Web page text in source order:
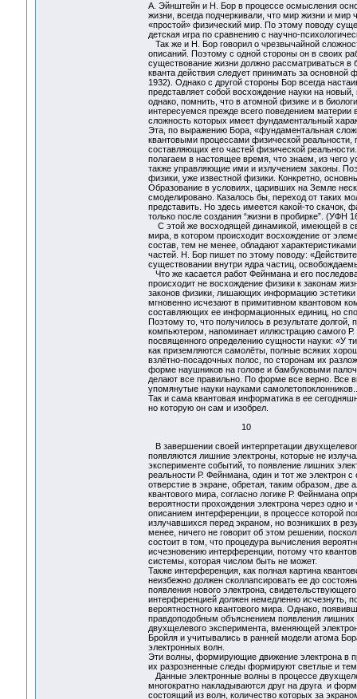
А. Эйнштейн и Н. Бор в процессе осмысления
жизни, всегда подчеркивали, что мир жизни и
«простой» физический мир. По этому поводу
детская игра по сравнению с научно-
Так же и Н. Бор говорил о чрезвычайной
описаний. Поэтому с одной стороны он в своих
существование жизни должно рассматриваться в
кванта действия следует принимать за
1932). Однако с другой стороны Бор всегда
представляет собой восхождение науки на
однако, помнить, что в атомной физике и в
интересуемся прежде всего поведением
сложность которых имеет фундаментальный
Эта, по выражению Бора, «фундаментальная
квантовыми процессами физической
составляющих его частей физической
полагаем в настоящее время, что знаем, из чего
также управляющие ими и излучением законы.
физики, уже известной физики. Конкретно,
Образование в условиях, царивших на Земле
смоделировано. Казалось бы, переход от таких
представить. Но здесь имеется какой-то скачок,
только после создания “жизни в пробирке”. (УФН
С этой же восходящей динамикой, имеющей в
мира, в котором происходит восхождение от
состав, тем не менее, обладают
частей. Н. Бор пишет по этому поводу:
существовании внутри ядра частиц,
Что же касается работ Фейнмана и его
происходит не восхождение физики к законам
законов физики, лишающих информацию
мгновенно исчезают в примитивном квантовом
составляющих ее информационных единиц, но
Поэтому то, что получилось в результате
компьютером, напоминает иллюстрацию самого
посвященного определению сущности науки: «У
как приземляются самолёты, полные всяких
взлётно-посадочных полос, по сторонам их
форме наушников на голове и бамбуковыми
делают все правильно. По форме все верно. Все
упомянутые науки науками
Так и сама квантовая информатика в ее
но которую он сам и изобрел.
10
В завершении своей интерпретации
появляются лишние электроны, которые не
эксперименте событий, то появление лишних
реальности Р. Фейнмана, один и тот же электрон
отверстие в экране, обретая, таким образом, две
квантового мира, согласно логике Р. Фейнмана
вероятности прохождения электрона через одно
описанием интерференции, в процессе которой
излучавшихся перед экраном, но возникших в
менее, ничего не говорит об этом решении,
состоит в том, что процедура вычисления
исчезновению интерференции, потому что
системы, которая числом быть не может.
Также интерференция, как полная картина
неизбежно должен сколлапсировать ее до
появления нового электрона,
интерференцией должен немедленно исчезнуть,
вероятностного квантового мира. Однако,
правдоподобным объяснением появления лишних
двухщелевого эксперимента, вменяющей
Бройля и учитывались в ранней модели атома
электронных волн.
Эти волны, формирующие движение электрона в
их разрозненные следы формируют светлые и
Данные электронные волны в процессе
многократно накладываются друг на друга и
состоящий из волн, количество которых за